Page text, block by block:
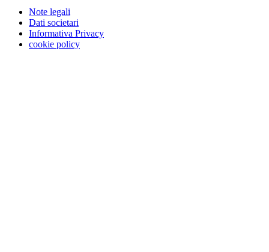
Note legali
Dati societari
Informativa Privacy
cookie policy